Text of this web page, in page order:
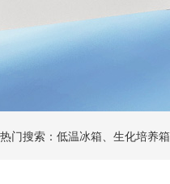
热门搜索：低温冰箱、生化培养